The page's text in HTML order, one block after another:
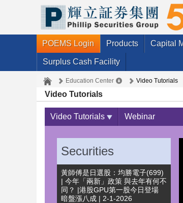
POEMS Login Products Capital
Surplus Cash Facility
Education Center Video Tutorials
Video Tutorials
Video Tutorials Webinar
Securities
黃師傅是日選股：均勝電子(699)
| 今年「兩新」政策 與去年有何不
同？ |港股GPU第一股今日登場
暗盤漲八成 | 2-1-2026